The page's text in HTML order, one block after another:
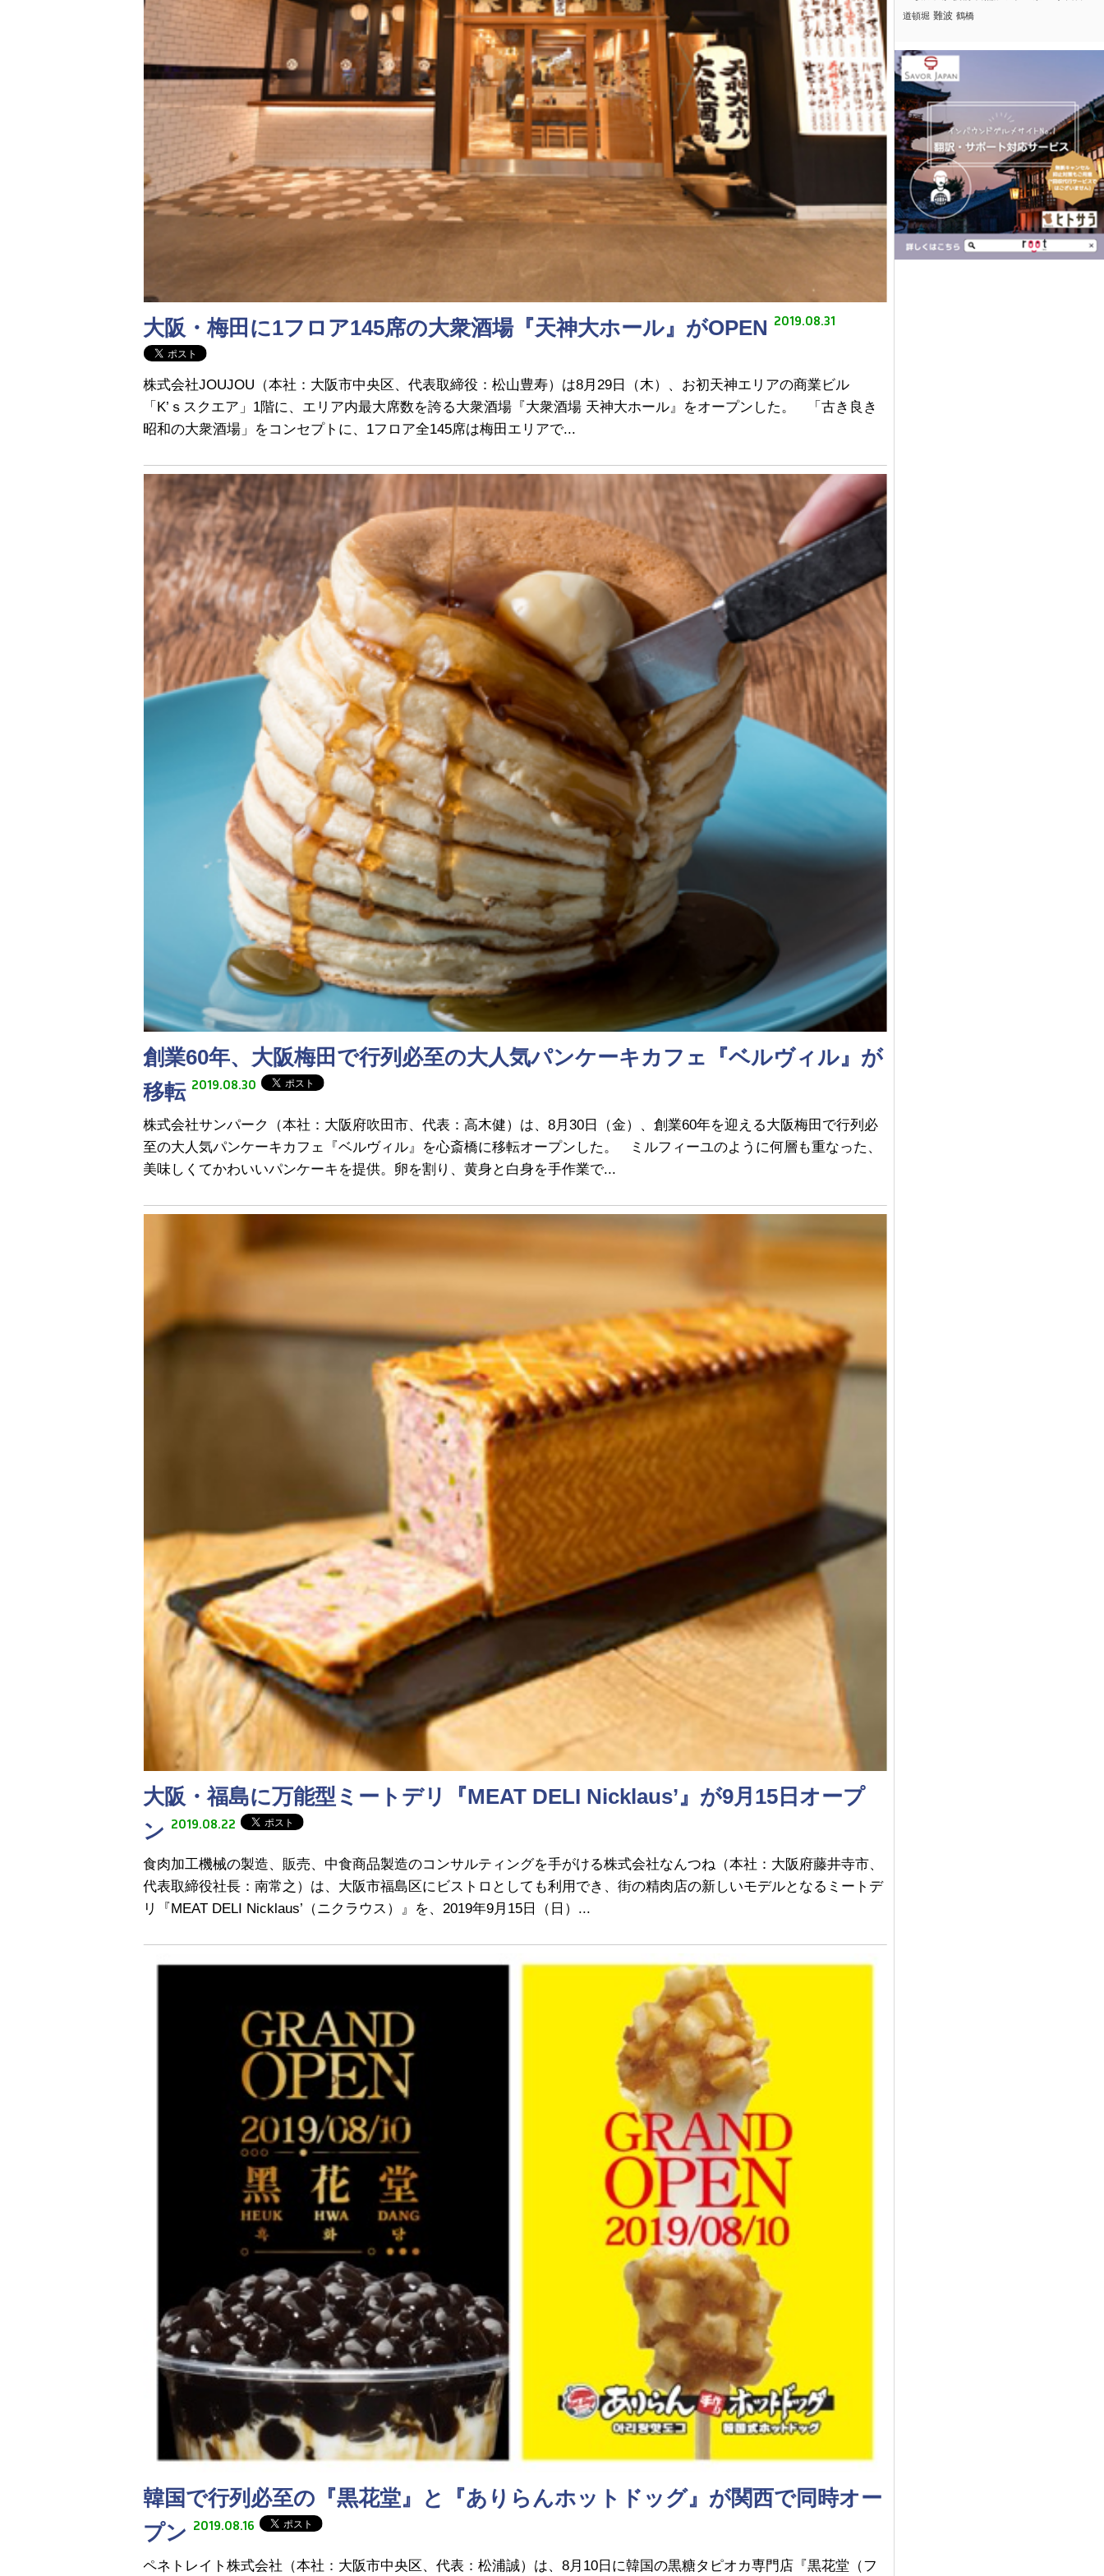
大阪・梅田に1フロア145席の大衆酒場『天神大ホール』がOPEN 2019.08.31
株式会社JOUJOU（本社：大阪市中央区、代表取締役：松山豊寿）は8月29日（木）、お初天神エリアの商業ビル
「K’ｓスクエア」1階に、エリア内最大席数を誇る大衆酒場『大衆酒場 天神大ホール』をオープンした。 「古き良き
昭和の大衆酒場」をコンセプトに、1フロア全145席は梅田エリアで...
創業60年、大阪梅田で行列必至の大人気パンケーキカフェ『ベルヴィル』が
移転 2019.08.30
株式会社サンパーク（本社：大阪府吹田市、代表：高木健）は、8月30日（金）、創業60年を迎える大阪梅田で行列必
至の大人気パンケーキカフェ『ベルヴィル』を心斎橋に移転オープンした。 ミルフィーユのように何層も重なった、
美味しくてかわいいパンケーキを提供。卵を割り、黄身と白身を手作業で...
大阪・福島に万能型ミートデリ『MEAT DELI Nicklaus’』が9月15日オープ
ン 2019.08.22
食肉加工機械の製造、販売、中食商品製造のコンサルティングを手がける株式会社なんつね（本社：大阪府藤井寺市、
代表取締役社長：南常之）は、大阪市福島区にビストロとしても利用でき、街の精肉店の新しいモデルとなるミートデ
リ『MEAT DELI Nicklaus’（ニクラウス）』を、2019年9月15日（日）...
韓国で行列必至の『黒花堂』と『ありらんホットドッグ』が関西で同時オー
プン 2019.08.16
ペネトレイト株式会社（本社：大阪市中央区、代表：松浦誠）は、8月10日に韓国の黒糖タピオカ専門店『黒花堂（フ
道頓堀 難波 鶴橋